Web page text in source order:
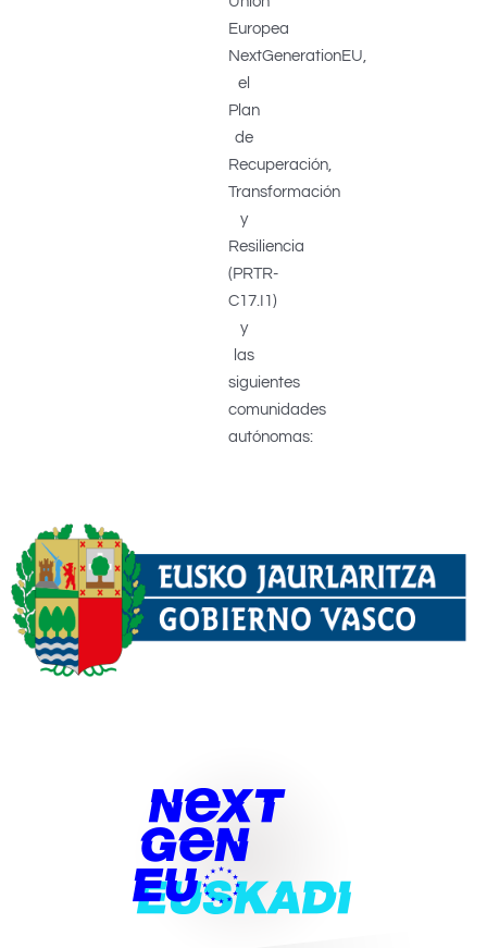
Europea
NextGenerationEU,
el
Plan
de
Recuperación,
Transformación
y
Resiliencia
(PRTR-
C17.I1)
y
las
siguientes
comunidades
autónomas: